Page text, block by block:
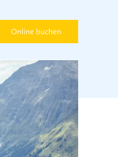
Online buchen